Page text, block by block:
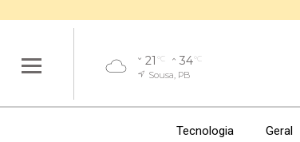
21 °C 34°C
Sousa, PB
Tecnologia Geral